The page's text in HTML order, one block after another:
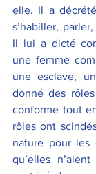
elle. Il a
s’habiller,
Il lui a dicté
une femme
une esclave,
donné des
conforme tout
rôles ont
nature pour les
qu’elles